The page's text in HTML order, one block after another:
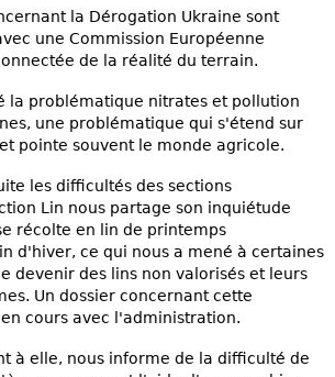
la Dérogation Ukraine sont
une Commission Européenne
de la réalité du terrain.
la problématique nitrates et pollution
une problématique qui s'étend sur
pointe souvent le monde agricole.
les difficultés des sections
Lin nous partage son inquiétude
récolte en lin de printemps
d'hiver, ce qui nous a mené à certaines
devenir des lins non valorisés et leurs
Un dossier concernant cette
cours avec l'administration.
à elle, nous informe de la difficulté de